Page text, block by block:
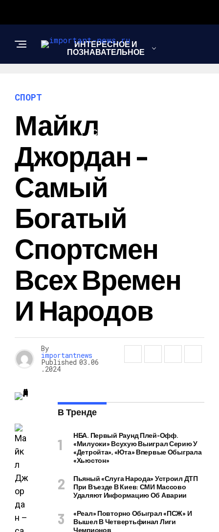
ИНТЕРЕСНОЕ И
ПОЗНАВАТЕЛЬНОЕ
СПОРТ
ШОУ-БИЗНЕС
СПОРТ
Майкл
Джордан –
Самый
Богатый
Спортсмен
Всех Времен
И Народов
By
importantnews
Published 03.06
.2024
В Тренде
НБА. Первый Раунд Плей-Офф.
«Милуоки» Всухую Выиграл Серию У
«Детройта», «Юта» Впервые Обыграла
«Хьюстон»
Пьяный «слуга Народа» Устроил ДТП
При Въезде В Киев: СМИ Массово
Удаляют Информацию Об Аварии
«Реал» Повторно Обыграл «ПСЖ» И
Вышел В Четвертьфинал Лиги
Чемпионов